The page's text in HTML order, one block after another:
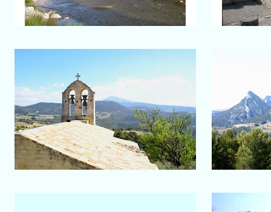
Salon-de-Provence
Suzette
Clocher de l'église Zoom